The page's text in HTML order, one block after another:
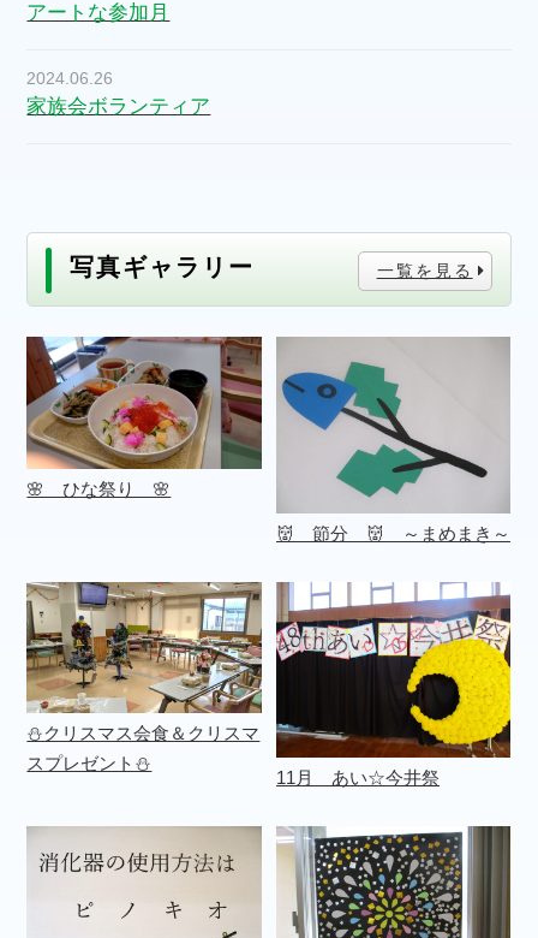
アートな参加月
2024.06.26
家族会ボランティア
写真ギャラリー 一覧を見る
🌸 ひな祭り 🌸
👹 節分 👹 ～まめまき～
⛄クリスマス会食＆クリスマ
スプレゼント⛄
11月 あい☆今井祭